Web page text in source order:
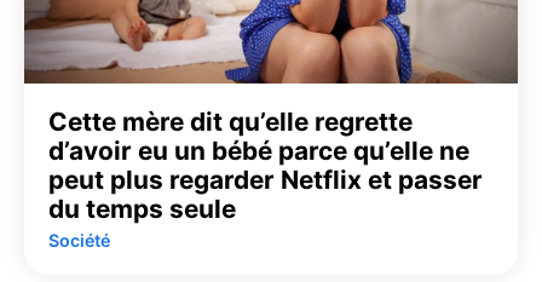
Cette mère dit qu’elle regrette
d’avoir eu un bébé parce qu’elle ne
peut plus regarder Netflix et passer
du temps seule
Société